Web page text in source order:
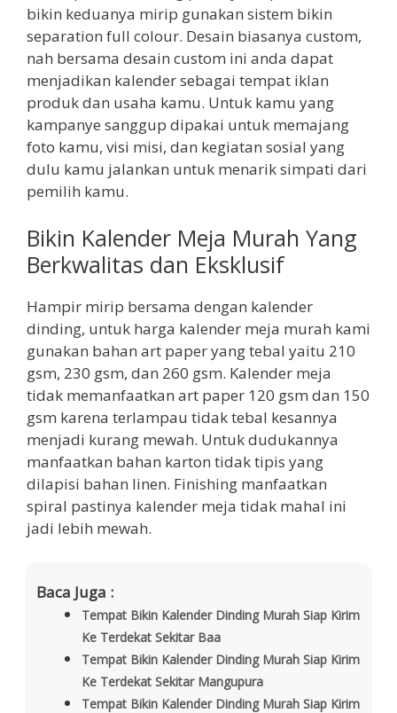
bikin keduanya mirip gunakan sistem bikin
separation full colour. Desain biasanya custom,
nah bersama desain custom ini anda dapat
menjadikan kalender sebagai tempat iklan
produk dan usaha kamu. Untuk kamu yang
kampanye sanggup dipakai untuk memajang
foto kamu, visi misi, dan kegiatan sosial yang
dulu kamu jalankan untuk menarik simpati dari
pemilih kamu.
Bikin Kalender Meja Murah Yang
Berkwalitas dan Eksklusif
Hampir mirip bersama dengan kalender
dinding, untuk harga kalender meja murah kami
gunakan bahan art paper yang tebal yaitu 210
gsm, 230 gsm, dan 260 gsm. Kalender meja
tidak memanfaatkan art paper 120 gsm dan 150
gsm karena terlampau tidak tebal kesannya
menjadi kurang mewah. Untuk dudukannya
manfaatkan bahan karton tidak tipis yang
dilapisi bahan linen. Finishing manfaatkan
spiral pastinya kalender meja tidak mahal ini
jadi lebih mewah.
Baca Juga :
Tempat Bikin Kalender Dinding Murah Siap Kirim
Ke Terdekat Sekitar Baa
Tempat Bikin Kalender Dinding Murah Siap Kirim
Ke Terdekat Sekitar Mangupura
Tempat Bikin Kalender Dinding Murah Siap Kirim